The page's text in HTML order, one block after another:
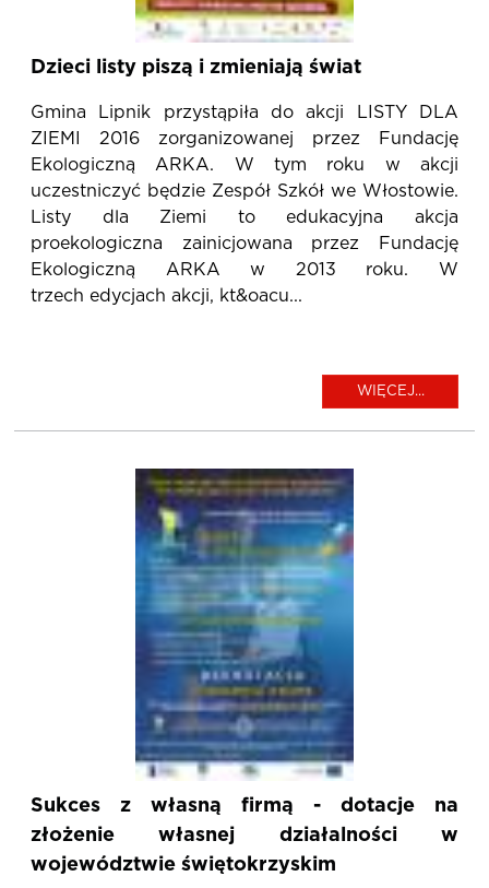
Dzieci listy piszą i zmieniają świat
Gmina Lipnik przystąpiła do akcji LISTY DLA
ZIEMI 2016 zorganizowanej przez Fundację
Ekologiczną ARKA. W tym roku w akcji
uczestniczyć będzie Zespół Szkół we Włostowie.
Listy dla Ziemi to edukacyjna akcja
proekologiczna zainicjowana przez Fundację
Ekologiczną ARKA w 2013 roku. W
trzech edycjach akcji, kt&oacu...
WIĘCEJ...
Sukces z własną firmą - dotacje na
złożenie własnej działalności w
województwie świętokrzyskim